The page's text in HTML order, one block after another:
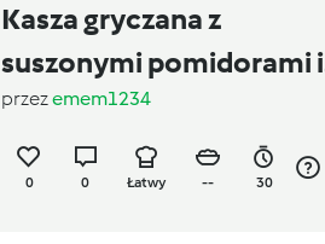
Kasza gryczana z
suszonymi pomidorami i
soczewicą
przezemem1234
0 0 Łatwy -- 30